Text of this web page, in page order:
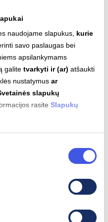
naudojame slapukus, kurie
savo paslaugas bei
apsilankymams
galitetvarkyti ir (ar) atšaukti
nustatymusar
slapukų
rasiteSlapukų
Greitas įkrovimas (DC)
CCS
195kW